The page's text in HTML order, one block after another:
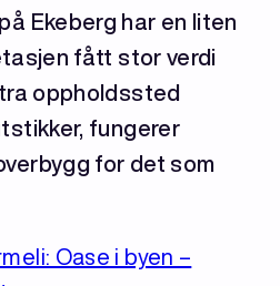
Ekeberg har en liten
fått stor verdi
oppholdssted
fungerer
for det som
Oase i byen –